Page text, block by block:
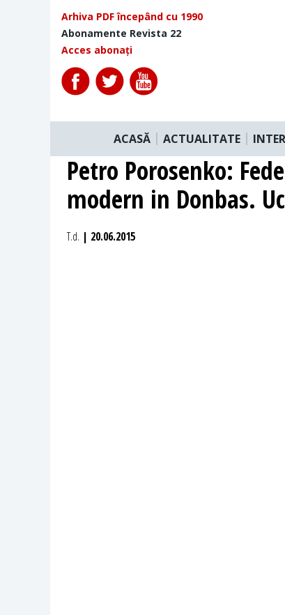
Arhiva PDF începând cu 1990
Abonamente Revista 22
Acces abonați
ACASĂ ACTUALITATE
Petro Porosenko:
modern in Donbas.
T.d. | 20.06.2015